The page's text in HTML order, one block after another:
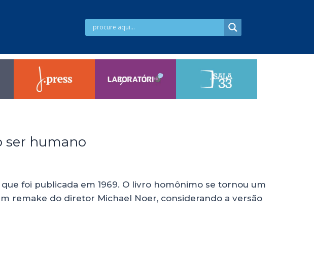
ser humano
foi publicada em 1969. O livro homônimo se tornou um
remake do diretor Michael Noer, considerando a versão